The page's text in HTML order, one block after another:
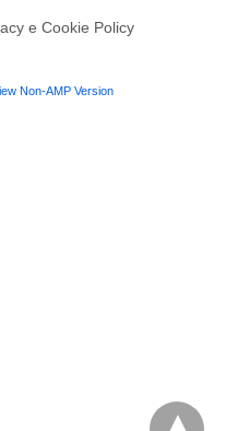
e Cookie Policy
Non-AMP Version